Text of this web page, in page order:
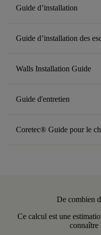
Guide d’installation
Guide d’installation des
Walls Installation Guide
Guide d'entretien
Coretec® Guide pour le
De combien
Ce calcul est une
connaître